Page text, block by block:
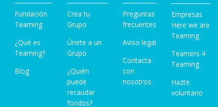
Fundación
Teaming
¿Qué es
Teaming?
Blog
Crea tu
Grupo
Únete a un
Grupo
¿Quién
puede
recaudar
fondos?
Preguntas
frecuentes
Aviso legal
Contacta
con
nosotros
Empresas
Here we are
Teaming
Teamers 4
Teaming
Hazte
voluntario